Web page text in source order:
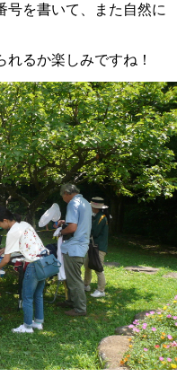
号を書いて、また自然に
るか楽しみですね！